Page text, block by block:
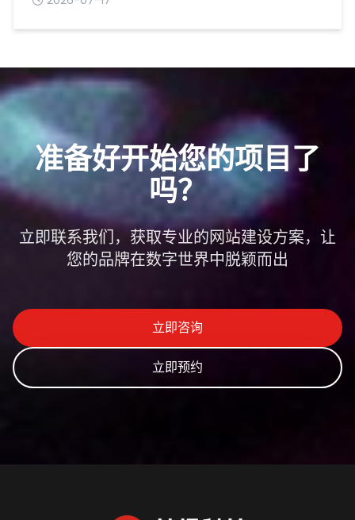
开发，产品展示系统一定要搭配独立后台，自己就能随时操
为工厂定制的独立产品后台，权限完全掌握...
准备好开始您的项目了
吗？
立即联系我们，获取专业的网站建设方案，让
您的品牌在数字世界中脱颖而出
立即咨询
立即预约